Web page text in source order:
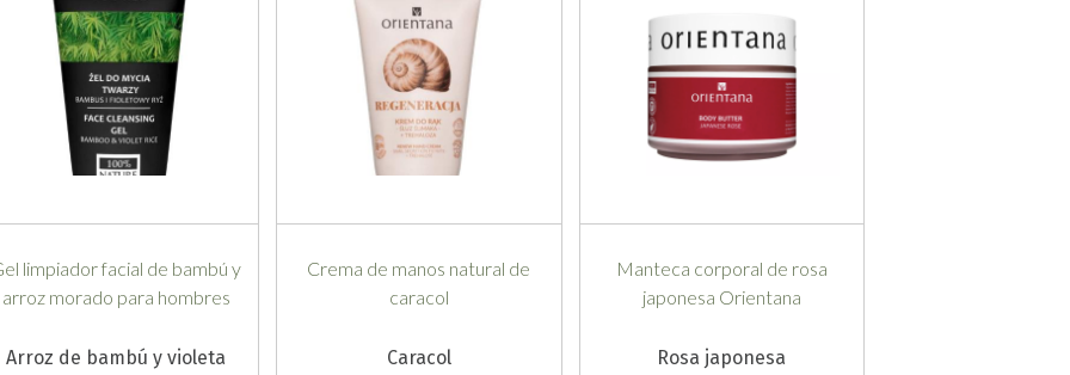
limpiador facial de bambú y
arroz morado para hombres
Arroz de bambú y violeta
Crema de manos natural de
caracol
Caracol
Manteca corporal de rosa
japonesa Orientana
Rosa japonesa